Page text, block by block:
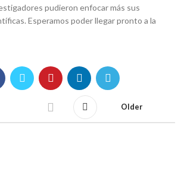
pudieron enfocar más sus
Esperamos poder llegar pronto a la
Older